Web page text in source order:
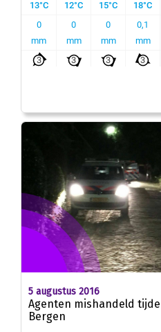
5 augustus 2016
Agenten mishandeld
Bergen